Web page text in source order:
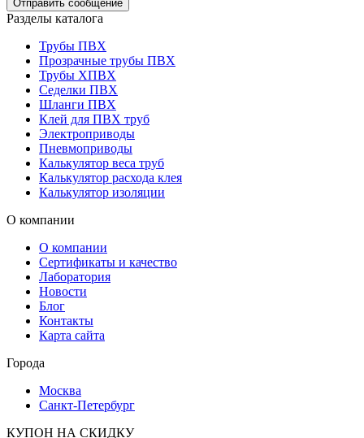
Разделы каталога
Трубы ПВХ
Прозрачные трубы ПВХ
Трубы ХПВХ
Седелки ПВХ
Шланги ПВХ
Клей для ПВХ труб
Электроприводы
Пневмоприводы
Калькулятор веса труб
Калькулятор расхода клея
Калькулятор изоляции
О компании
О компании
Сертификаты и качество
Лаборатория
Новости
Блог
Контакты
Карта сайта
Города
Москва
Санкт-Петербург
КУПОН НА СКИДКУ